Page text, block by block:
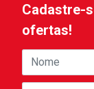
Cadastre-
ofertas!